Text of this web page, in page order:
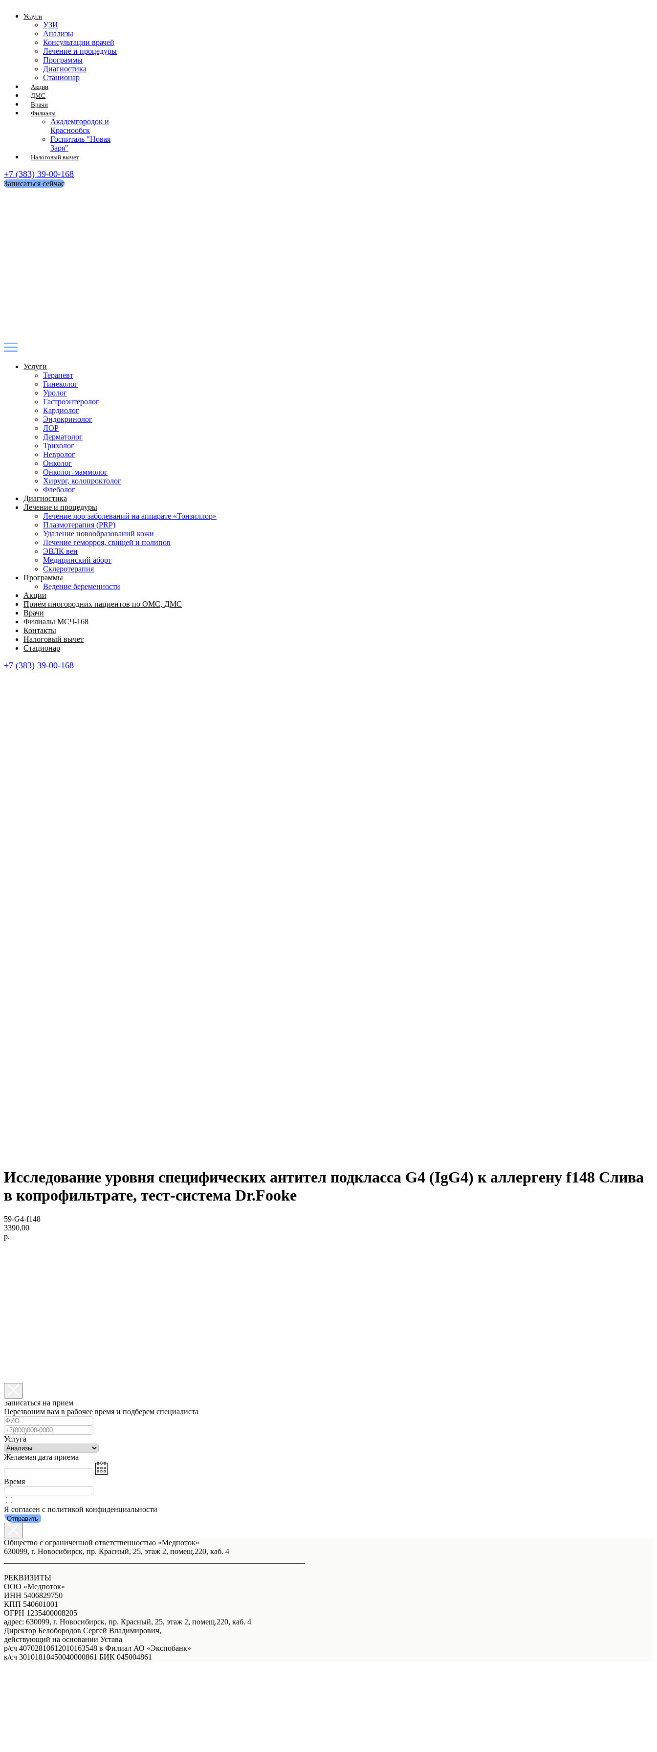
Услуги
УЗИ
Анализы
Консультации врачей
Лечение и процедуры
Программы
Диагностика
Стационар
Акции
ДМС
Врачи
Филиалы
Академгородок и
Краснообск
Госпиталь "Новая
Заря"
Налоговый вычет
+7 (383) 39-00-168
Записаться сейчас
Услуги
Терапевт
Гинеколог
Уролог
Гастроэнтеролог
Кардиолог
Эндокринолог
ЛОР
Дерматолог
Трихолог
Невролог
Онколог
Онколог-маммолог
Хирург, колопроктолог
Флеболог
Диагностика
Лечение и процедуры
Лечение лор-заболеваний на аппарате «Тонзиллор»
Плазмотерапия (PRP)
Удаление новообразований кожи
Лечение геморроя, свищей и полипов
ЭВЛК вен
Медицинский аборт
Склеротерапия
Программы
Ведение беременности
Акции
Приём иногородних пациентов по ОМС, ДМС
Врачи
Филиалы МСЧ-168
Контакты
Налоговый вычет
Стационар
+7 (383) 39-00-168
Исследование уровня специфических антител подкласса G4 (IgG4) к аллергену f148 Слива
в копрофильтрате, тест-система Dr.Fooke
59-G4-f148
3390,00
р.
Записаться на прием
Перезвоним вам в рабочее время и подберем специалиста
Услуга
Желаемая дата приема
Время
Я согласен с политикой конфиденциальности
Отправить
Общество с ограниченной ответственностью «Медпоток»
630099, г. Новосибирск, пр. Красный, 25, этаж 2, помещ.220, каб. 4
РЕКВИЗИТЫ
ООО «Медпоток»
ИНН 5406829750
КПП 540601001
ОГРН 1235400008205
адрес: 630099, г. Новосибирск, пр. Красный, 25, этаж 2, помещ.220, каб. 4
Директор Белобородов Сергей Владимирович,
действующий на основании Устава
р/сч 40702810612010163548 в Филиал АО «Экспобанк»
к/сч 30101810450040000861 БИК 045004861